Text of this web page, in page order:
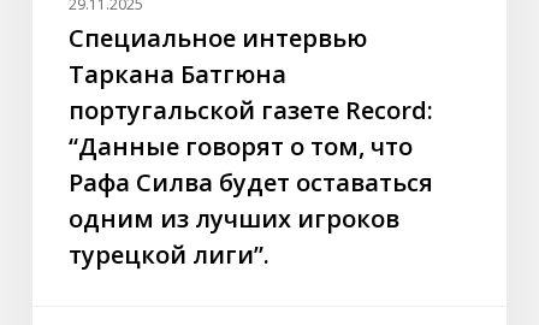
Силва
будет
оставаться
одним
лучших
турецкой
Специальное интервью
Таркана Батгюна
португальской газете Record:
“Данные говорят о том, что
Рафа Силва будет оставаться
одним из лучших игроков
турецкой лиги”.